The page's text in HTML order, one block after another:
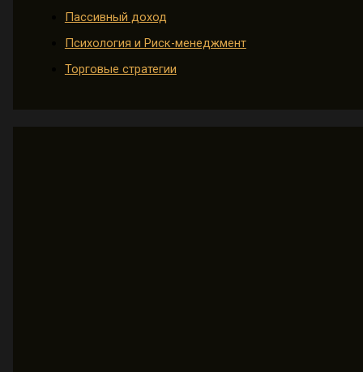
Пассивный доход
Психология и Риск-менеджмент
Торговые стратегии